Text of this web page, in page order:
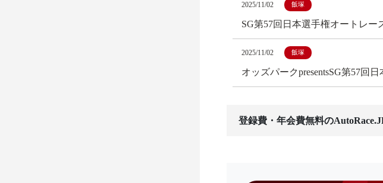
2025/11/02 飯塚
SG第57回日本選手権オートレー
2025/11/02 飯塚
オッズパークpresentsSG第57回
登録費・年会費無料の